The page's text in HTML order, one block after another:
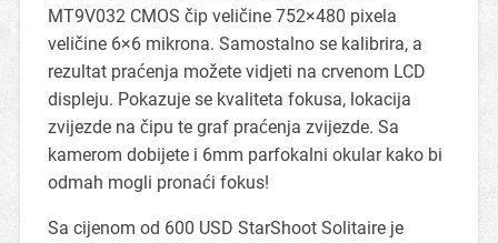
MT9V032 CMOS čip veličine 752×480 pixela
veličine 6×6 mikrona. Samostalno se kalibrira, a
rezultat praćenja možete vidjeti na crvenom LCD
displeju. Pokazuje se kvaliteta fokusa, lokacija
zvijezde na čipu te graf praćenja zvijezde. Sa
kamerom dobijete i 6mm parfokalni okular kako bi
odmah mogli pronaći fokus!
Sa cijenom od 600 USD StarShoot Solitaire je